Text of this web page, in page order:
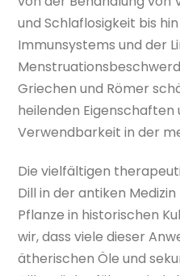
und Schlaflosigkeit bis
Immunsystems und der
Griechen und Römer
heilenden Eigenschaften
Verwendbarkeit in der
Die vielfältigen
Dill in der antiken
Pflanze in historischen
wir, dass viele dieser
ätherischen Öle und